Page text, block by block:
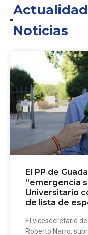
Noticias
El PP de
“emergencia
Universitario
de lista de
El vicesecretario
Roberto Narro,